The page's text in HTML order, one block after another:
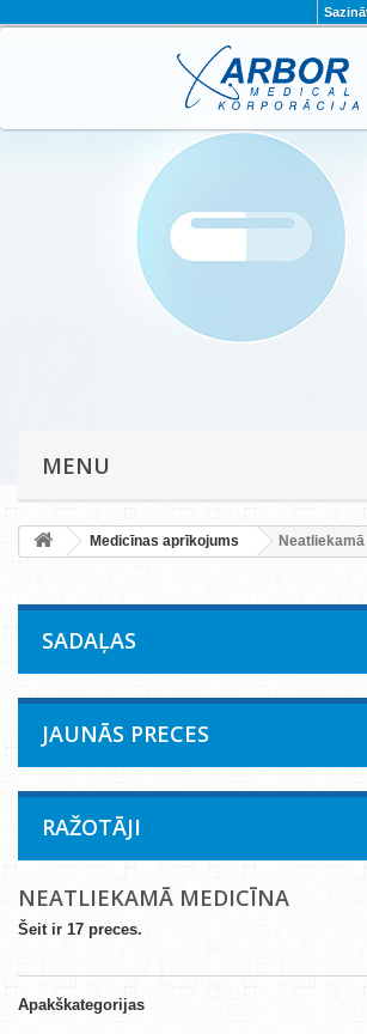
PAR MUMS PROJEKTI
PRIVĀTUMA POLITIKA
MENU
Medicīnas aprīkojums
SADAĻAS
JAUNĀS PRECES
RAŽOTĀJI
NEATLIEKAMĀ MEDICĪNA
Šeit ir 17 preces.
Apakškategorijas